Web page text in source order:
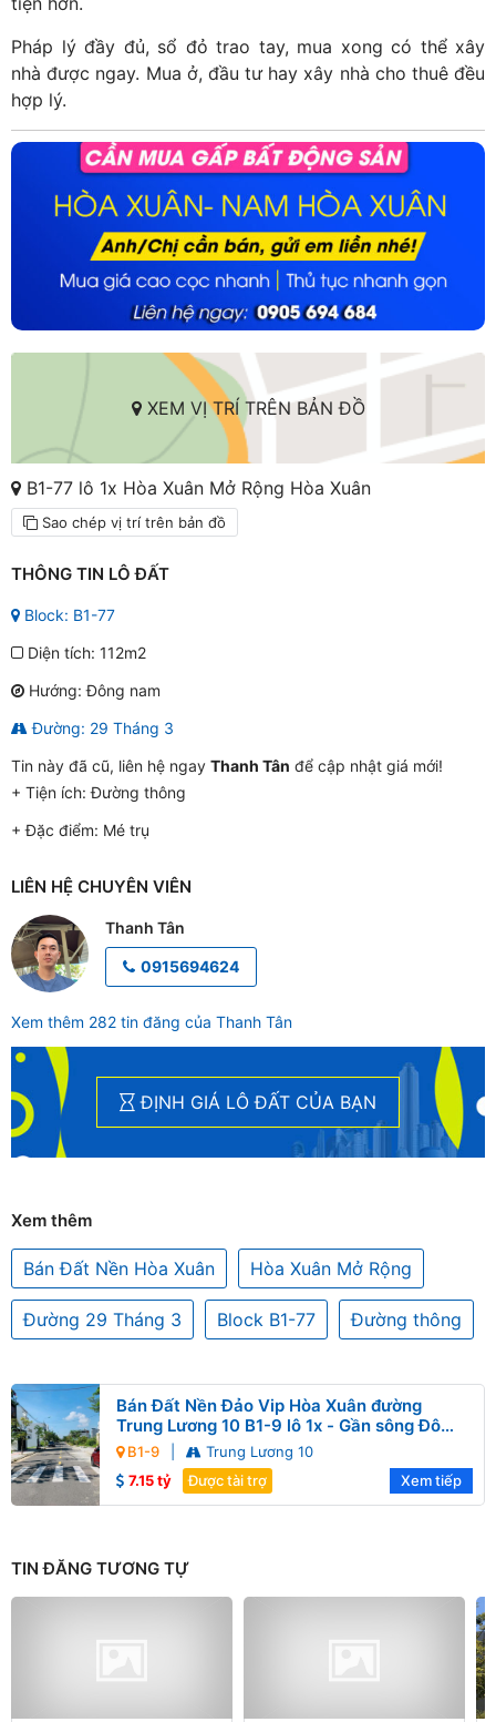
Pháp lý đầy đủ, sổ đỏ trao tay, mua xong có thể xây
nhà được ngay. Mua ở, đầu tư hay xây nhà cho thuê đều
hợp lý.
XEM VỊ TRÍ TRÊN BẢN ĐỒ
B1-77 lô 1x Hòa Xuân Mở Rộng Hòa Xuân
Sao chép vị trí trên bản đồ
THÔNG TIN LÔ ĐẤT
Block: B1-77
Diện tích: 112m2
Hướng: Đông nam
Đường: 29 Tháng 3
Tin này đã cũ, liên hệ ngay Thanh Tân để cập nhật giá mới!
+ Tiện ích:Đường thông
+ Đặc điểm: Mé trụ
LIÊN HỆ CHUYÊN VIÊN
Thanh Tân
0915694624
Xem thêm 282 tin đăng của Thanh Tân
ĐỊNH GIÁ LÔ ĐẤT CỦA BẠN
Xem thêm
Bán Đất Nền Hòa Xuân Hòa Xuân Mở Rộng
Đường 29 Tháng 3 Block B1-77 Đường thông
Bán Đất Nền Đảo Vip Hòa Xuân đường
Trung Lương 10 B1-9 lô 1x - Gần sông Đô
Tỏa
B1-9
Trung Lương 10
7.15 tỷ
Được tài trợ Xem tiếp
TIN ĐĂNG TƯƠNG TỰ